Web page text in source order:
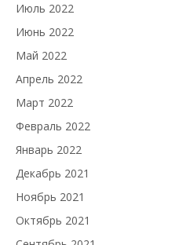
Июль 2022
Июнь 2022
Май 2022
Апрель 2022
Март 2022
Февраль 2022
Январь 2022
Декабрь 2021
Ноябрь 2021
Октябрь 2021